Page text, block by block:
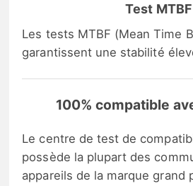
Test MTBF
Les tests MTBF (Mean Time
garantissent une stabilité
100% compatible
Le centre de test de
possède la plupart des
appareils de la marque grand